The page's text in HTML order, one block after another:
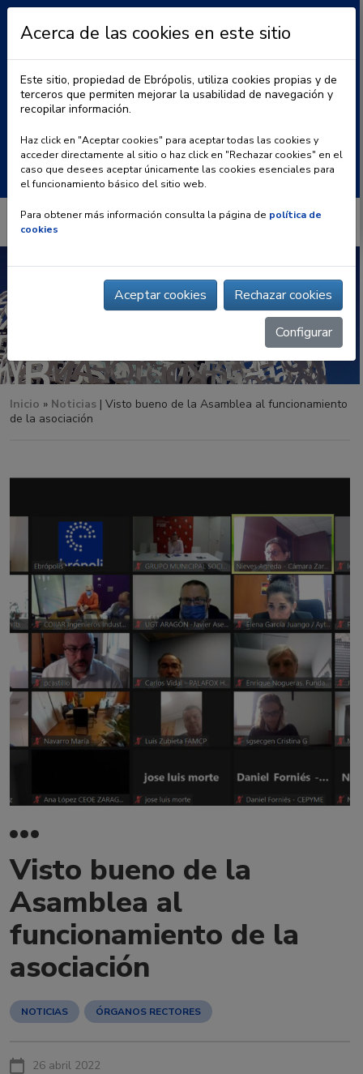
BLOG | CONTACTO
Buscar:
Inicio » Noticias | Visto bueno de la Asamblea al funcionamiento
de la asociación
Visto bueno de la
Asamblea al
funcionamiento de la
asociación
NOTICIAS ÓRGANOS RECTORES
26 abril 2022
Acerca de las cookies en este sitio
Este sitio, propiedad de Ebrópolis, utiliza cookies propias y de
terceros que permiten mejorar la usabilidad de navegación y
recopilar información.
Haz click en "Aceptar cookies" para aceptar todas las cookies y
acceder directamente al sitio o haz click en "Rechazar cookies" en el
caso que desees aceptar únicamente las cookies esenciales para
el funcionamiento básico del sitio web.
Para obtener más información consulta la página de política de
cookies
Aceptar cookies Rechazar cookies
Configurar